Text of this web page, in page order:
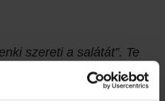
szereti a salátát”. Te